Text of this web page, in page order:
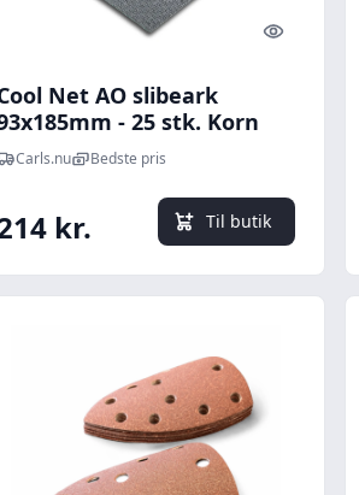
Quick look
Net AO slibeark
- 25 stk. Korn
Carls.nu Bedste pris
kr. Til butik